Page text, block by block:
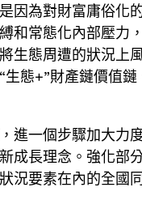
因為對財富庸俗
和常態化內部壓
生態周遭的狀況
態+”財產鏈價值鏈
進一個步驟加大力
成長理念。強化部
況要素在內的全